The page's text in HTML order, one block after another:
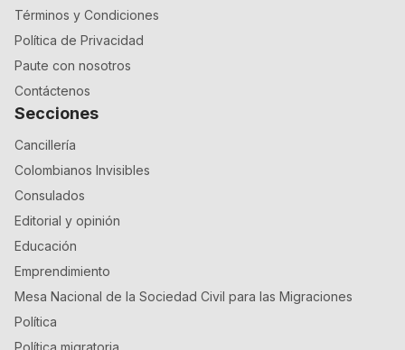
Términos y Condiciones
Política de Privacidad
Paute con nosotros
Contáctenos
Secciones
Cancillería
Colombianos Invisibles
Consulados
Editorial y opinión
Educación
Emprendimiento
Mesa Nacional de la Sociedad Civil para las Migraciones
Política
Política migratoria